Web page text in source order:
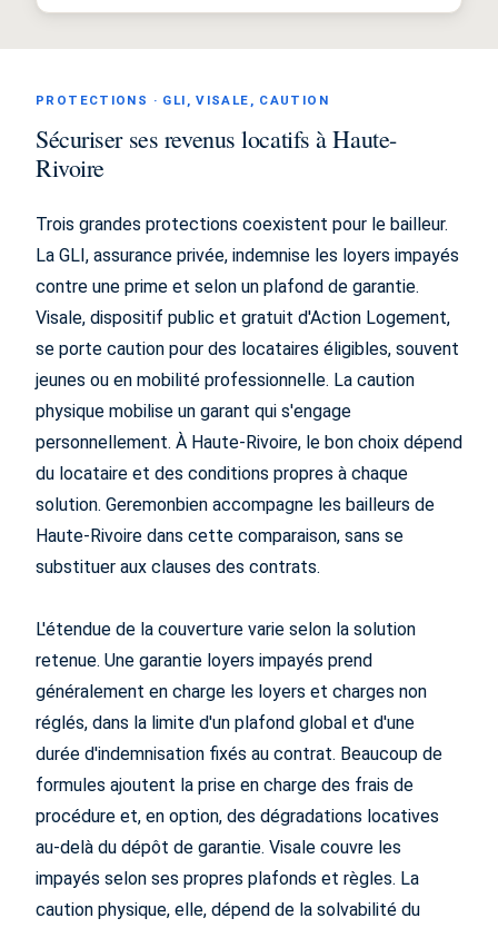
PROTECTIONS · GLI, VISALE, CAUTION
Sécuriser ses revenus locatifs à Haute-
Rivoire
Trois grandes protections coexistent pour le bailleur.
La GLI, assurance privée, indemnise les loyers impayés
contre une prime et selon un plafond de garantie.
Visale, dispositif public et gratuit d'Action Logement,
se porte caution pour des locataires éligibles, souvent
jeunes ou en mobilité professionnelle. La caution
physique mobilise un garant qui s'engage
personnellement. À Haute-Rivoire, le bon choix dépend
du locataire et des conditions propres à chaque
solution. Geremonbien accompagne les bailleurs de
Haute-Rivoire dans cette comparaison, sans se
substituer aux clauses des contrats.
L'étendue de la couverture varie selon la solution
retenue. Une garantie loyers impayés prend
généralement en charge les loyers et charges non
réglés, dans la limite d'un plafond global et d'une
durée d'indemnisation fixés au contrat. Beaucoup de
formules ajoutent la prise en charge des frais de
procédure et, en option, des dégradations locatives
au-delà du dépôt de garantie. Visale couvre les
impayés selon ses propres plafonds et règles. La
caution physique, elle, dépend de la solvabilité du